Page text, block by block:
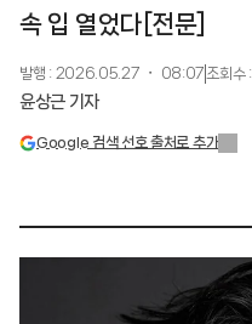
속 입 열었다[전문]
발행 : 2026.05.27 ・ 08:07 조회수:
윤상근 기자
Google 검색 선호 출처로 추가